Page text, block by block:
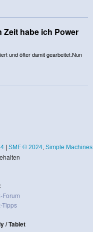
Zeit habe ich Power
und öfter damit gearbeitet.Nun
| SMF © 2024, Simple Machines
Forum
Tipps
/ Tablet